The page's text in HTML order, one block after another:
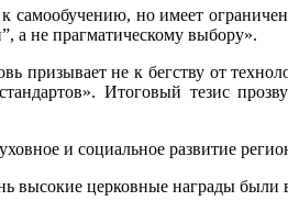
но имеет
а не прагматическому выбору».
призывает не к бегству от
Итоговый тезис
и социальное развитие
высокие церковные награды были